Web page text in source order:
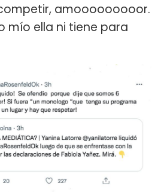
amooooooooor.
mío ella ni tiene para